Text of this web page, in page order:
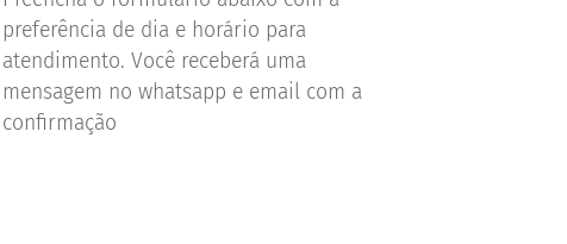
preferência de dia e horário para
atendimento. Você receberá uma
mensagem no whatsapp e email com a
confirmação